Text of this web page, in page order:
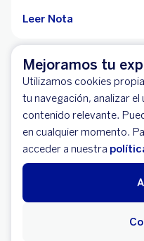
Mejoramos tu
Utilizamos cookies
tu navegación, analizar
contenido relevante.
en cualquier momento.
acceder a nuestra
Leer Nota